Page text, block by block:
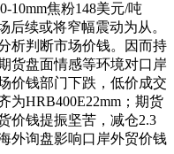
10mm焦粉148美元/吨
后续或将窄幅震动为从。
析判断市场价钱。因而持
货盘面情感等环境对口岸
价钱部门下跌，低价成交
为HRB400E22mm；期货
价钱提振坚苦，减仓2.3
外询盘影响口岸外贸价钱